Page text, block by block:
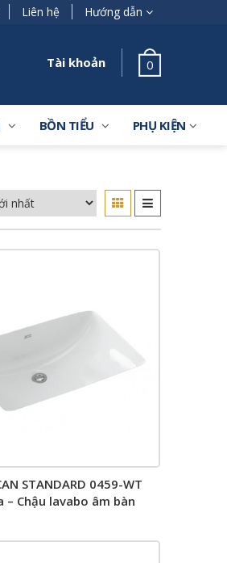
Liên hệ Hướng dẫn
Tài khoản 0
BỒN TIỂU PHỤ KIỆN
STANDARD 0459-WT
– Chậu lavabo âm bàn